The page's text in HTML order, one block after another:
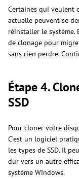
Certaines qui veulent
actuelle peuvent se
réinstaller le
de clonage pour
sans rien perdre.
Étape 4.
SSD
Pour cloner votre
C’est un logiciel
les types de SSD. Il
dur vers un autre
système Windows.